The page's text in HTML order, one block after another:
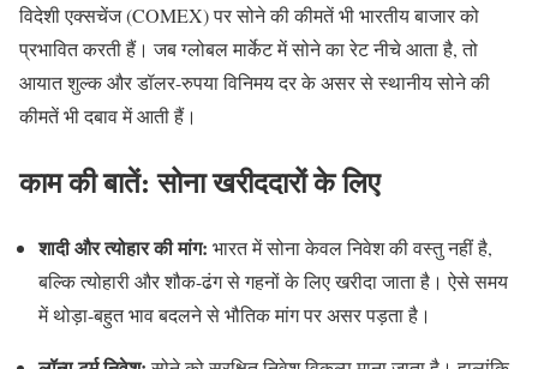
विदेशी एक्सचेंज (COMEX) पर सोने की कीमतें भी भारतीय बाजार को
प्रभावित करती हैं। जब ग्लोबल मार्केट में सोने का रेट नीचे आता है, तो
आयात शुल्क और डॉलर-रुपया विनिमय दर के असर से स्थानीय सोने की
कीमतें भी दबाव में आती हैं।
काम की बातें: सोना खरीददारों के लिए
शादी और त्योहार की मांग: भारत में सोना केवल निवेश की वस्तु नहीं है,
बल्कि त्योहारी और शौक-ढंग से गहनों के लिए खरीदा जाता है। ऐसे समय
में थोड़ा-बहुत भाव बदलने से भौतिक मांग पर असर पड़ता है।